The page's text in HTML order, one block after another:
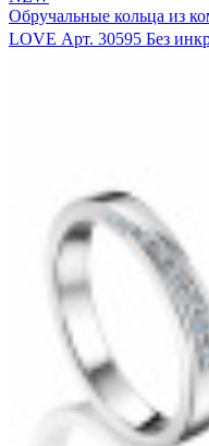
Обручальные кольца из
LOVE Арт. 30595 Без